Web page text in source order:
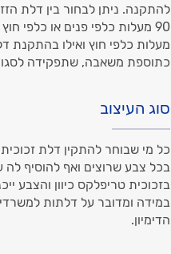
להתקנה. ניתן לבחור בין דלת
מעלות כלפי חוץ ואילו בהתקנת
כתוספת משאבה, שתפקידה
סוג העיצוב
כל מי שבוחר להתקין דלת
בכל צבע שרוצים ואף להוסיף לה
בזכוכית טריפלקס כיוון והצבע
במידה ומדובר על דלתות
הדימיון.